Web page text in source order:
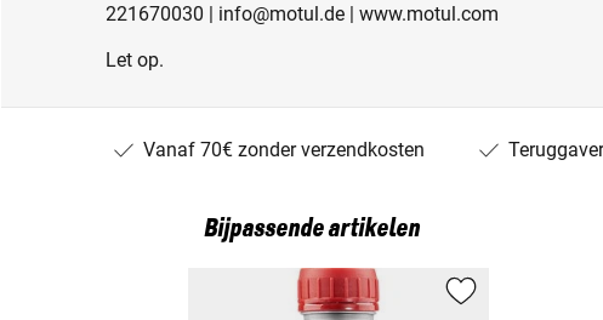
221670030 | info@motul.de | www.motul.com
Let op.
Vanaf 70€ zonder verzendkosten
Bijpassende artikelen